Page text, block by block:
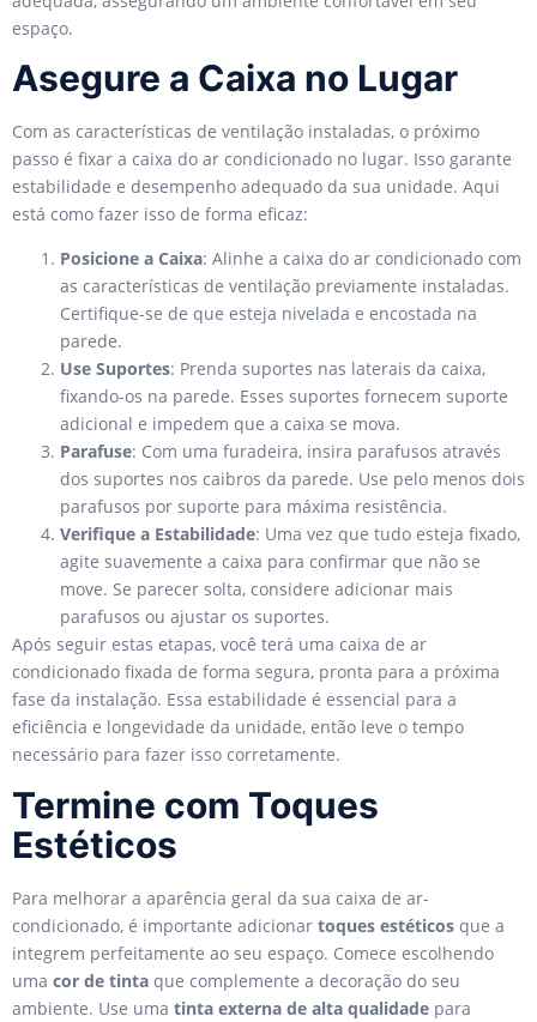
espaço.
Asegure a Caixa no Lugar
Com as características de ventilação instaladas, o próximo
passo é fixar a caixa do ar condicionado no lugar. Isso garante
estabilidade e desempenho adequado da sua unidade. Aqui
está como fazer isso de forma eficaz:
Posicione a Caixa: Alinhe a caixa do ar condicionado com
as características de ventilação previamente instaladas.
Certifique-se de que esteja nivelada e encostada na
parede.
Use Suportes: Prenda suportes nas laterais da caixa,
fixando-os na parede. Esses suportes fornecem suporte
adicional e impedem que a caixa se mova.
Parafuse: Com uma furadeira, insira parafusos através
dos suportes nos caibros da parede. Use pelo menos dois
parafusos por suporte para máxima resistência.
Verifique a Estabilidade: Uma vez que tudo esteja fixado,
agite suavemente a caixa para confirmar que não se
move. Se parecer solta, considere adicionar mais
parafusos ou ajustar os suportes.
Após seguir estas etapas, você terá uma caixa de ar
condicionado fixada de forma segura, pronta para a próxima
fase da instalação. Essa estabilidade é essencial para a
eficiência e longevidade da unidade, então leve o tempo
necessário para fazer isso corretamente.
Termine com Toques
Estéticos
Para melhorar a aparência geral da sua caixa de ar-
condicionado, é importante adicionar toques estéticos que a
integrem perfeitamente ao seu espaço. Comece escolhendo
uma cor de tinta que complemente a decoração do seu
ambiente. Use uma tinta externa de alta qualidade para